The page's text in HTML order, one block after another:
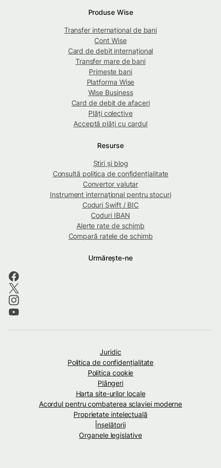
Produse Wise
Transfer internațional de bani
Cont Wise
Card de debit internațional
Transfer mare de bani
Primește bani
Platforma Wise
Wise Business
Card de debit de afaceri
Plăți colective
Acceptă plăți cu cardul
Resurse
Știri și blog
Consultă politica de confidențialitate
Convertor valutar
Instrument internațional pentru stocuri
Coduri Swift / BIC
Coduri IBAN
Alerte rate de schimb
Compară ratele de schimb
Urmărește-ne
Juridic
Politica de confidenţialitate
Politica cookie
Plângeri
Harta site-urilor locale
Acordul pentru combaterea sclaviei moderne
Proprietate intelectuală
Înșelătorii
Organele legislative